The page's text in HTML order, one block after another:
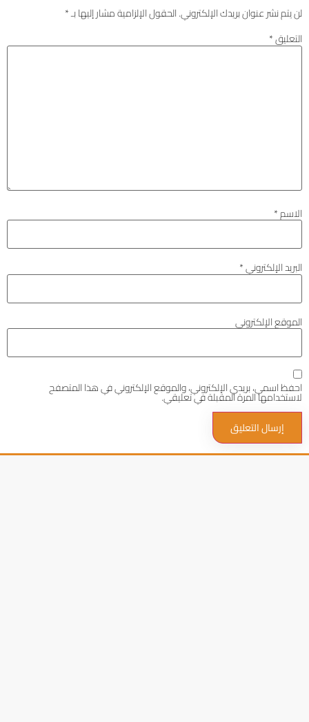
لن يتم نشر عنوان بريدك الإلكتروني.الحقول الإلزامية مشار إليها بـ*
التعليق*
الاسم*
البريد الإلكتروني*
الموقع الإلكتروني
احفظ اسمي، بريدي الإلكتروني، والموقع الإلكتروني في هذا المتصفح
لاستخدامها المرة المقبلة في تعليقي.